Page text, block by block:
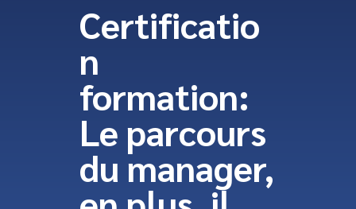
Certificatio
n
formation:
Le parcours
du manager,